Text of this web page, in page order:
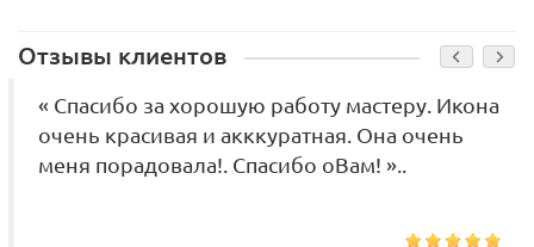
Отзывы клиентов
« Спасибо за хорошую работу мастеру. Икона
очень красивая и акккуратная. Она очень
меня порадовала!. Спасибо оВам! »..